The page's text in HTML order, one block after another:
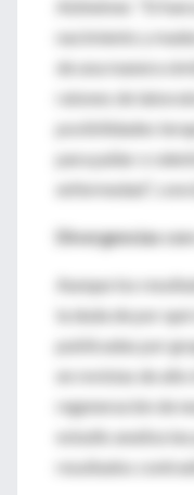
Alzheimer. “Si
nacimiento y
de una manera
ratones de
posibilidades
para paliar o
enfermedad”,
Divergencias
Aunque los
la duda de por
publicadas por
en revistas de
regeneración de
estudio analiza
resultados